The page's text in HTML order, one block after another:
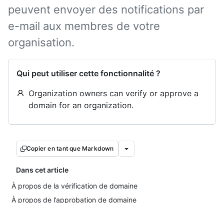
peuvent envoyer des notifications par
e-mail aux membres de votre
organisation.
Qui peut utiliser cette fonctionnalité ?
Organization owners can verify or approve a
domain for an organization.
Copier en tant que Markdown
Dans cet article
À propos de la vérification de domaine
À propos de l’approbation de domaine